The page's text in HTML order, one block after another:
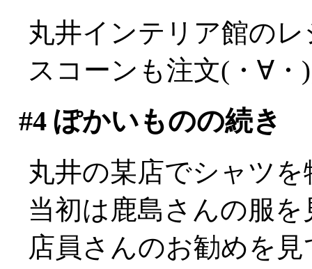
丸井インテリア館の
スコーンも注文(・∀・
#4ぽかいものの続き
丸井の某店でシャツを
当初は鹿島さんの服
店員さんのお勧めを